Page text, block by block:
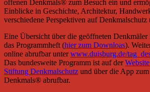
offenen Denkmals® zum Besuch ein und
Einblicke in Geschichte, Architektur,
verschiedene Perspektiven auf
Eine Übersicht über die geöffneten
das Programmheft (hier zum Downloas).
online abrufbar unterwww.duisburg.de/
Das bundesweite Programm ist auf der
Stiftung Denkmalschutz und über die App
Denkmals® abrufbar.